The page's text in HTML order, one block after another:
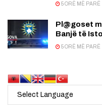
5 ORË MË PARË
Pl@goset
Banjë të
5 ORË MË PARË